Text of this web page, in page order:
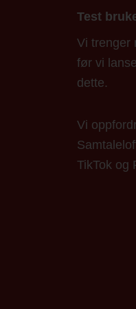
Test
Vi trenger
før vi
dette.
Vi
TikTok og